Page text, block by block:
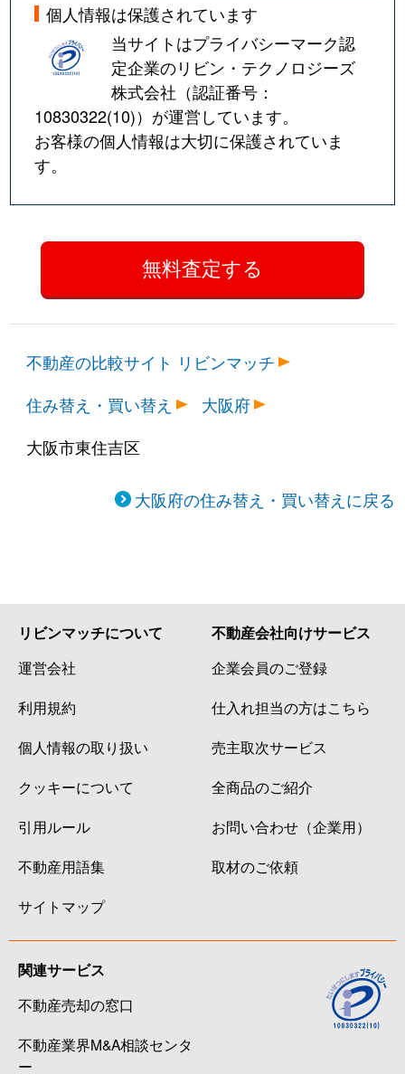
個人情報は保護されています
当サイトはプライバシーマーク認
定企業のリビン・テクノロジーズ
株式会社（認証番号：
10830322(10)）が運営しています。
お客様の個人情報は大切に保護されていま
す。
不動産の比較サイト リビンマッチ
住み替え・買い替え
大阪府
大阪市東住吉区
大阪府の住み替え・買い替えに戻る
リビンマッチについて
運営会社
利用規約
個人情報の取り扱い
クッキーについて
引用ルール
不動産用語集
サイトマップ
不動産会社向けサービス
企業会員のご登録
仕入れ担当の方はこちら
売主取次サービス
全商品のご紹介
お問い合わせ（企業用）
取材のご依頼
関連サービス
不動産売却の窓口
不動産業界M&A相談センタ
ー